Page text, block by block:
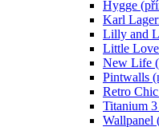
Hygge
Karl
Lilly and
Little
New Life
Pintwalls
Retro
Titanium
Wallpanel